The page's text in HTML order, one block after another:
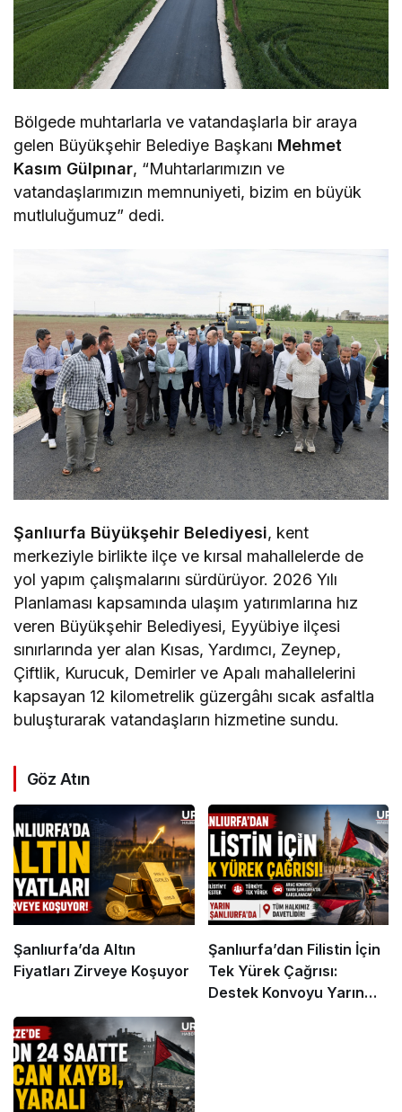
Bölgede muhtarlarla ve vatandaşlarla bir araya
gelen Büyükşehir Belediye Başkanı Mehmet
Kasım Gülpınar, “Muhtarlarımızın ve
vatandaşlarımızın memnuniyeti, bizim en büyük
mutluluğumuz” dedi.
Şanlıurfa Büyükşehir Belediyesi, kent
merkeziyle birlikte ilçe ve kırsal mahallelerde de
yol yapım çalışmalarını sürdürüyor. 2026 Yılı
Planlaması kapsamında ulaşım yatırımlarına hız
veren Büyükşehir Belediyesi, Eyyübiye ilçesi
sınırlarında yer alan Kısas, Yardımcı, Zeynep,
Çiftlik, Kurucuk, Demirler ve Apalı mahallelerini
kapsayan 12 kilometrelik güzergâhı sıcak asfaltla
buluşturarak vatandaşların hizmetine sundu.
Göz Atın
Şanlıurfa’da Altın
Fiyatları Zirveye Koşuyor
Şanlıurfa’dan Filistin İçin
Tek Yürek Çağrısı:
Destek Konvoyu Yarın